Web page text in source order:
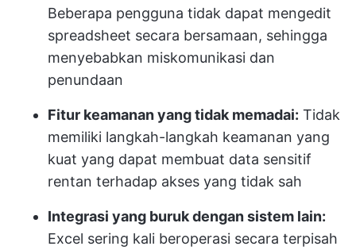
Beberapa pengguna tidak dapat mengedit
spreadsheet secara bersamaan, sehingga
menyebabkan miskomunikasi dan
penundaan
Fitur keamanan yang tidak memadai: Tidak
memiliki langkah-langkah keamanan yang
kuat yang dapat membuat data sensitif
rentan terhadap akses yang tidak sah
Integrasi yang buruk dengan sistem lain:
Excel sering kali beroperasi secara terpisah